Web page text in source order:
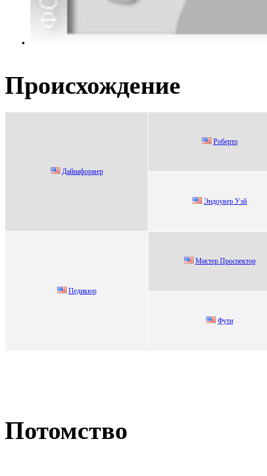
Происхождение
Дайнаформeр
Poбepтo
Эндоувер Уэй
Педикюp
Миcтер Проcпектор
Фути
Потомство